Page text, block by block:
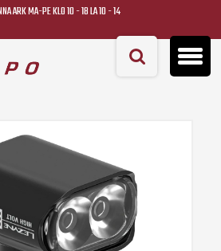
ARK MA-PE KLO 10 - 18 LA 10 - 14